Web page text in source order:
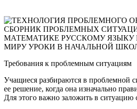
Требования к проблемным ситуациям
Учащиеся разбираются в проблемной
ее решение, когда она изначально
Для этого важно заложить в